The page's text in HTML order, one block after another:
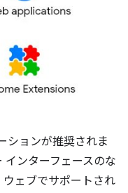
ションが推奨されま
ンターフェースのな
ェブでサポートされ